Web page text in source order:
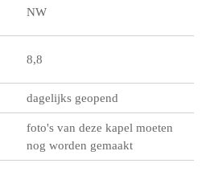
NW
8,8
dagelijks geopend
foto's van deze kapel moeten
nog worden gemaakt